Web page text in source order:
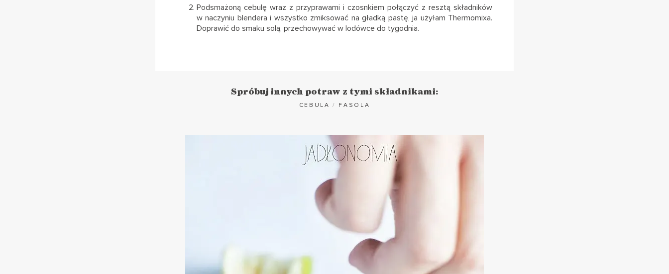
Podsmażoną cebulę wraz z przyprawami i czosnkiem połączyć z resztą składników
w naczyniu blendera i wszystko zmiksować na gładką pastę, ja użyłam Thermomixa.
Doprawić do smaku solą, przechowywać w lodówce do tygodnia.
Spróbuj innych potraw z tymi składnikami:
CEBULA / FASOLA